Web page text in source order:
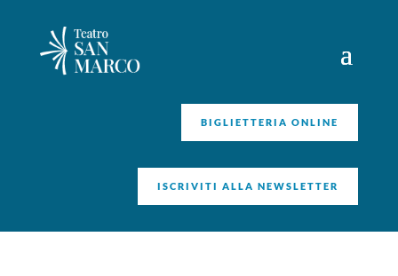
BIGLIETTERIA ONLINE
ISCRIVITI ALLA NEWSLETTER